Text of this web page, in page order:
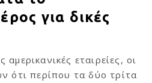
για δικές
εταιρείες, οι
ότι περίπου τα δύο τρίτα